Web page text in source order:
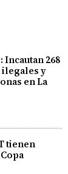
Incautan 268
y
en La
tienen